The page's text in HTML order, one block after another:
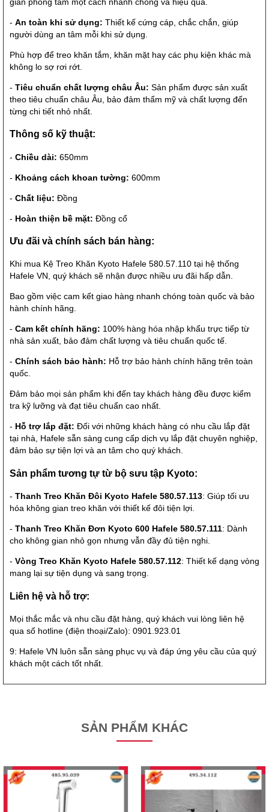
- An toàn khi sử dụng: Thiết kế cứng cáp, chắc chắn, giúp
người dùng an tâm mỗi khi sử dụng.
Phù hợp để treo khăn tắm, khăn mặt hay các phụ kiện khác mà
không lo sợ rơi rớt.
- Tiêu chuẩn chất lượng châu Âu: Sản phẩm được sản xuất
theo tiêu chuẩn châu Âu, bảo đảm thẩm mỹ và chất lượng đến
từng chi tiết nhỏ nhất.
Thông số kỹ thuật:
- Chiều dài: 650mm
- Khoảng cách khoan tường: 600mm
- Chất liệu: Đồng
- Hoàn thiện bề mặt: Đồng cổ
Ưu đãi và chính sách bán hàng:
Khi mua Kệ Treo Khăn Kyoto Hafele 580.57.110 tại hệ thống
Hafele VN, quý khách sẽ nhận được nhiều ưu đãi hấp dẫn.
Bao gồm việc cam kết giao hàng nhanh chóng toàn quốc và bảo
hành chính hãng.
- Cam kết chính hãng: 100% hàng hóa nhập khẩu trực tiếp từ
nhà sản xuất, bảo đảm chất lượng và tiêu chuẩn quốc tế.
- Chính sách bảo hành: Hỗ trợ bảo hành chính hãng trên toàn
quốc.
Đảm bảo mọi sản phẩm khi đến tay khách hàng đều được kiểm
tra kỹ lưỡng và đạt tiêu chuẩn cao nhất.
- Hỗ trợ lắp đặt: Đối với những khách hàng có nhu cầu lắp đặt
tại nhà, Hafele sẵn sàng cung cấp dịch vụ lắp đặt chuyên nghiệp,
đảm bảo sự tiện lợi và an tâm cho quý khách.
Sản phẩm tương tự từ bộ sưu tập Kyoto:
- Thanh Treo Khăn Đôi Kyoto Hafele 580.57.113: Giúp tối ưu
hóa không gian treo khăn với thiết kế đôi tiện lợi.
- Thanh Treo Khăn Đơn Kyoto 600 Hafele 580.57.111: Dành
cho không gian nhỏ gọn nhưng vẫn đầy đủ tiện nghi.
- Vòng Treo Khăn Kyoto Hafele 580.57.112: Thiết kế dạng vòng
mang lại sự tiện dụng và sang trọng.
Liên hệ và hỗ trợ:
Mọi thắc mắc và nhu cầu đặt hàng, quý khách vui lòng liên hệ
qua số hotline (điện thoại/Zalo): 0901.923.01
9: Hafele VN luôn sẵn sàng phục vụ và đáp ứng yêu cầu của quý
khách một cách tốt nhất.
SẢN PHẨM KHÁC